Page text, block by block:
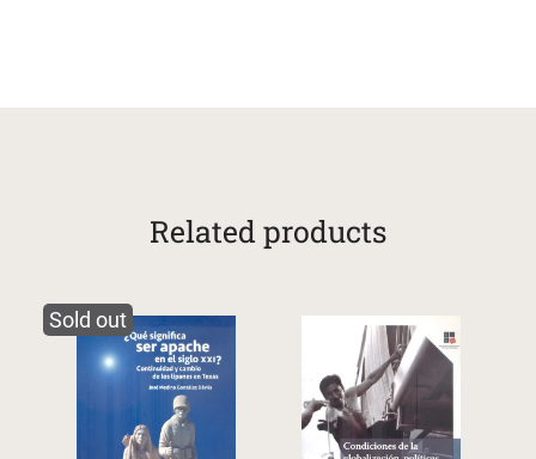
Related products
Sold out